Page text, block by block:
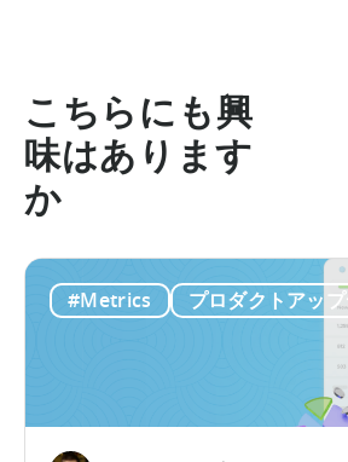
こちらにも興
味はあります
か
#Metrics プロダクトアッ